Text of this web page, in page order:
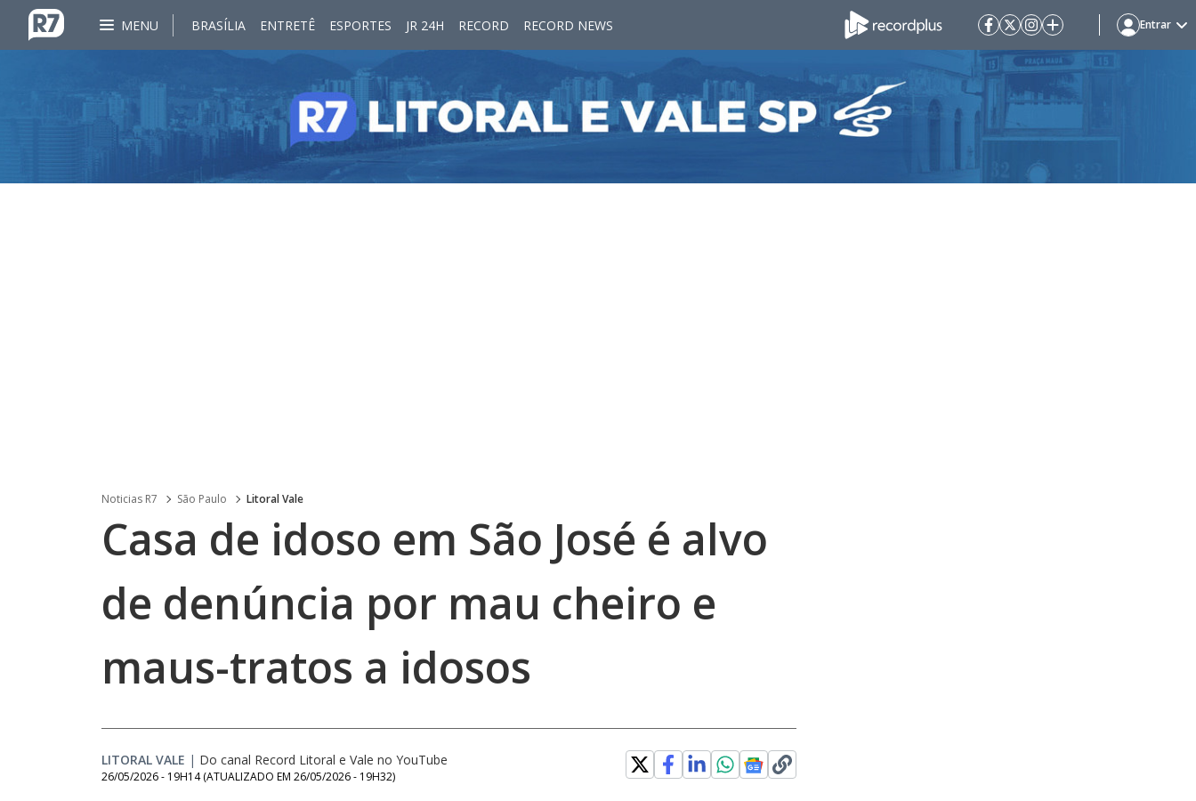
MENU BRASÍLIA ENTRETÊ ESPORTES JR 24H RECORD RECORD NEWS Entrar
Noticias R7 São Paulo Litoral Vale
Casa de idoso em São José é alvo
de denúncia por mau cheiro e
maus-tratos a idosos
LITORAL VALE | Do canal Record Litoral e Vale no YouTube
26/05/2026 - 19H14 (ATUALIZADO EM 26/05/2026 - 19H32)